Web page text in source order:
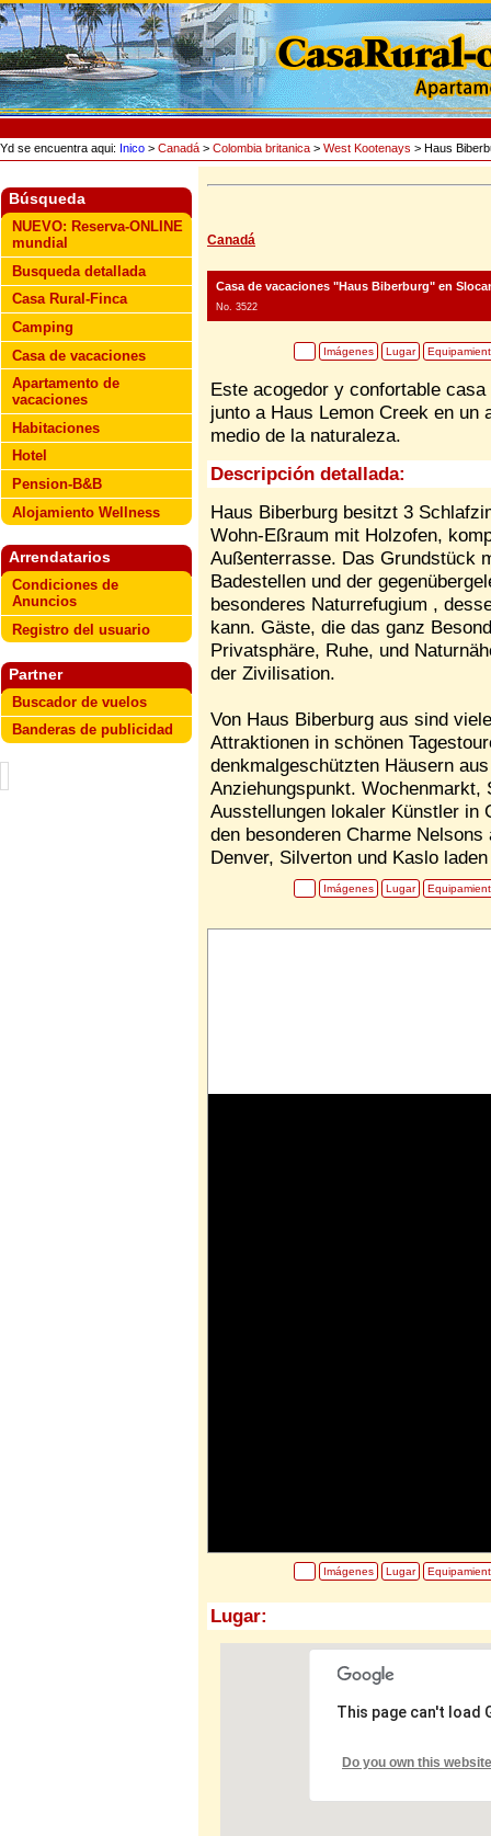
Yd se encuentra aqui: Inico > Canadá > Colombia britanica > West Kootenays > Haus
Búsqueda
NUEVO: Reserva-ONLINE
mundial
Busqueda detallada
Casa Rural-Finca
Camping
Casa de vacaciones
Apartamento de
vacaciones
Habitaciones
Hotel
Pension-B&B
Alojamiento Wellness
Arrendatarios
Condiciones de
Anuncios
Registro del usuario
Partner
Buscador de vuelos
Banderas de publicidad
Canadá
Casa de vacaciones "Haus Biberburg" en
No. 3522
Imágenes Lugar
Este acogedor y confortable
junto a Haus Lemon Creek en
medio de la naturaleza.
Descripción detallada:
Haus Biberburg besitzt 3
Wohn-Eßraum mit Holzofen,
Außenterrasse. Das Grundstück
Badestellen und der
besonderes Naturrefugium ,
kann. Gäste, die das ganz
Privatsphäre, Ruhe, und
der Zivilisation.
Von Haus Biberburg aus sind
Attraktionen in schönen
denkmalgeschützten Häusern
Anziehungspunkt.
Ausstellungen lokaler Künstler in
den besonderen Charme
Denver, Silverton und Kaslo
Imágenes Lugar
Imágenes Lugar
Lugar:
This page can't load
Do you own this